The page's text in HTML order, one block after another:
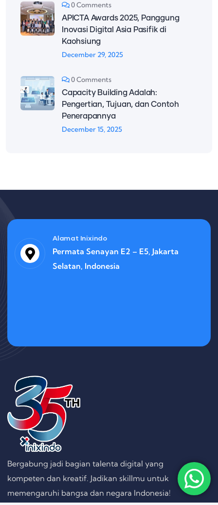
0 Comments
APICTA Awards 2025, Panggung
Inovasi Digital Asia Pasifik di
Kaohsiung
December 29, 2025
0 Comments
Capacity Building Adalah:
Pengertian, Tujuan, dan Contoh
Penerapannya
December 15, 2025
Alamat Inixindo
Permata Senayan E2 – E5, Jakarta
Selatan, Indonesia
Bergabung jadi bagian talenta digital yang
kompeten dan kreatif. Jadikan skillmu untuk
memengaruhi bangsa dan negara Indonesia!